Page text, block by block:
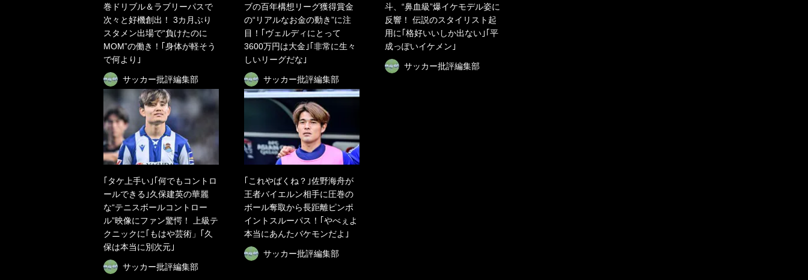
巻ドリブル＆ラブリーパスで
次々と好機創出！ 3カ月ぶり
スタメン出場で“負けたのに
MOM”の働き！｢身体が軽そう
で何より｣
サッカー批評編集部
ブの百年構想リーグ獲得賞金
の“リアルなお金の動き”に注
目！｢ヴェルディにとって
3600万円は大金｣｢非常に生々
しいリーグだな｣
サッカー批評編集部
斗、“鼻血級”爆イケモデル姿に
反響！ 伝説のスタイリスト起
用に｢格好いいしか出ない｣｢平
成っぽいイケメン｣
サッカー批評編集部
｢タケ上手い｣｢何でもコントロ
ールできる｣久保建英の華麗
な“テニスボールコントロー
ル”映像にファン驚愕！ 上級テ
クニックに｢もはや芸術」｢久
保は本当に別次元｣
サッカー批評編集部
｢これやばくね？｣佐野海舟が
王者バイエルン相手に圧巻の
ボール奪取から長距離ピンポ
イントスルーパス！｢やべぇよ
本当にあんたバケモンだよ｣
サッカー批評編集部